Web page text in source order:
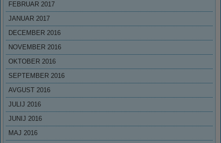
FEBRUAR 2017
JANUAR 2017
DECEMBER 2016
NOVEMBER 2016
OKTOBER 2016
SEPTEMBER 2016
AVGUST 2016
JULIJ 2016
JUNIJ 2016
MAJ 2016